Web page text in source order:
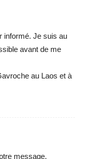
informé. Je suis au
avant de me
au Laos et à
message.